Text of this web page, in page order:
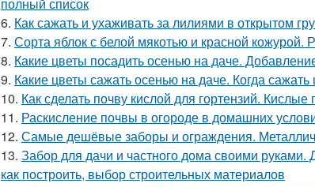
6. Как сажать и ухаживать за лилиями в открытом
7. Сорта яблок с белой мякотью и красной кожурой.
8. Какие цветы посадить осенью на даче.
9. Какие цветы сажать осенью на даче. Когда
10. Как сделать почву кислой для гортензий. Кислые
11. Раскисление почвы в огороде в домашних
12. Самые дешёвые заборы и ограждения.
13. Забор для дачи и частного дома своими
как построить, выбор строительных материалов